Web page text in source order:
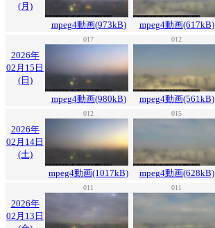
(月)
mpeg4動画(973kB)
mpeg4動画(617kB)
017 012
2026年
02月15日
(日)
mpeg4動画(980kB)
mpeg4動画(561kB)
012 015
2026年
02月14日
(土)
mpeg4動画(1017kB)
mpeg4動画(628kB)
011 011
2026年
02月13日